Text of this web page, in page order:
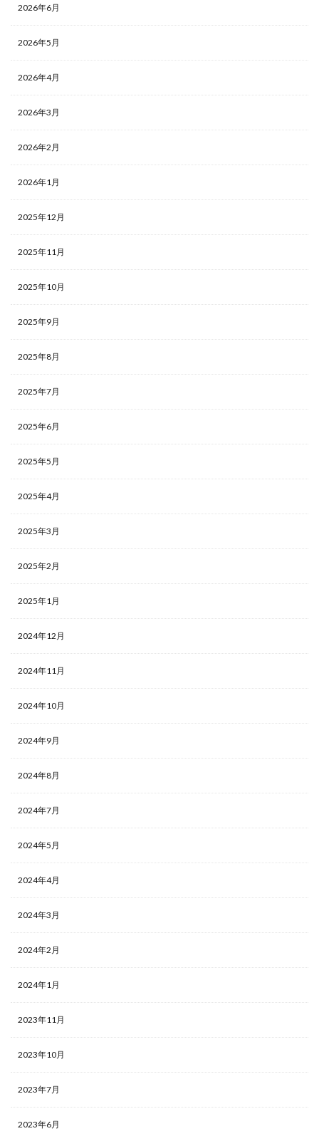
2026年6月
2026年5月
2026年4月
2026年3月
2026年2月
2026年1月
2025年12月
2025年11月
2025年10月
2025年9月
2025年8月
2025年7月
2025年6月
2025年5月
2025年4月
2025年3月
2025年2月
2025年1月
2024年12月
2024年11月
2024年10月
2024年9月
2024年8月
2024年7月
2024年5月
2024年4月
2024年3月
2024年2月
2024年1月
2023年11月
2023年10月
2023年7月
2023年6月